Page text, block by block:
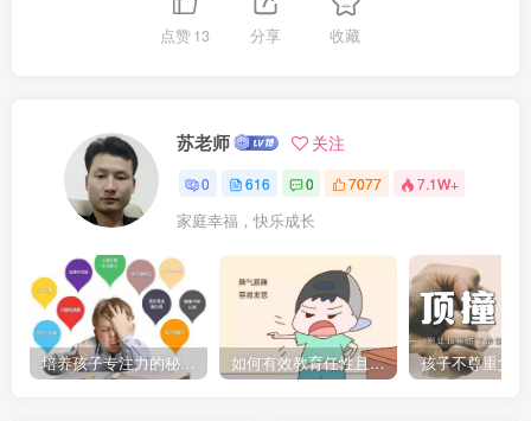
点赞13 分享 收藏
苏老师 关注
0 616 0 7077 7.1W+
家庭幸福，快乐成长
培养孩子专注力的秘密：让他们在学习和生活中如鱼得水的技巧 如何有效教育任性且脾气暴躁的孩子，父母必看的实用指南